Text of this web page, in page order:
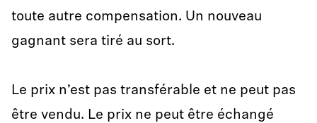
toute autre compensation. Un nouveau
gagnant sera tiré au sort.
Le prix n’est pas transférable et ne peut pas
être vendu. Le prix ne peut être échangé